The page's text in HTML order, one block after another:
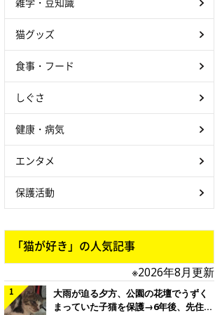
猫グッズ
食事・フード
しぐさ
健康・病気
エンタメ
保護活動
「猫が好き」の人気記事
※2026年8月更新
大雨が迫る夕方、公園の花壇でうずく
まっていた子猫を保護→6年後、先住猫